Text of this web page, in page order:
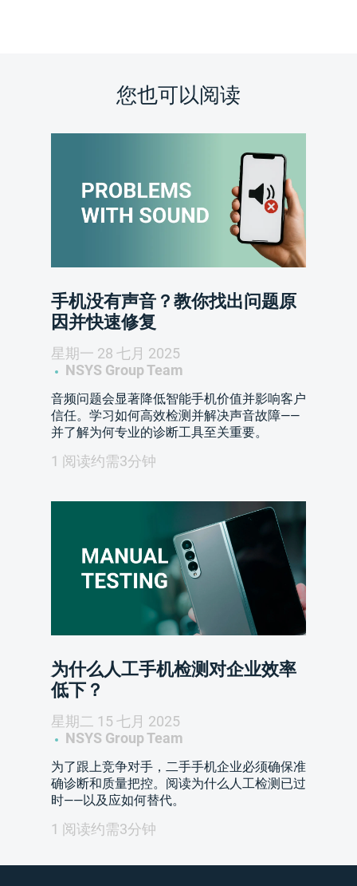
您也可以阅读
手机没有声音？教你找出问题原
因并快速修复
星期一 28 七月 2025
NSYS Group Team
音频问题会显著降低智能手机价值并影响客户
信任。学习如何高效检测并解决声音故障——
并了解为何专业的诊断工具至关重要。
1 阅读约需3分钟
为什么人工手机检测对企业效率
低下？
星期二 15 七月 2025
NSYS Group Team
为了跟上竞争对手，二手手机企业必须确保准
确诊断和质量把控。阅读为什么人工检测已过
时——以及应如何替代。
1 阅读约需3分钟